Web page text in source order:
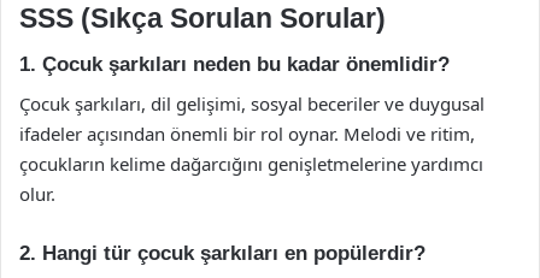
SSS (Sıkça Sorulan Sorular)
1. Çocuk şarkıları neden bu kadar önemlidir?
Çocuk şarkıları, dil gelişimi, sosyal beceriler ve duygusal
ifadeler açısından önemli bir rol oynar. Melodi ve ritim,
çocukların kelime dağarcığını genişletmelerine yardımcı
olur.
2. Hangi tür çocuk şarkıları en popülerdir?